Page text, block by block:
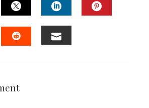
TWITTERLINKEDIN